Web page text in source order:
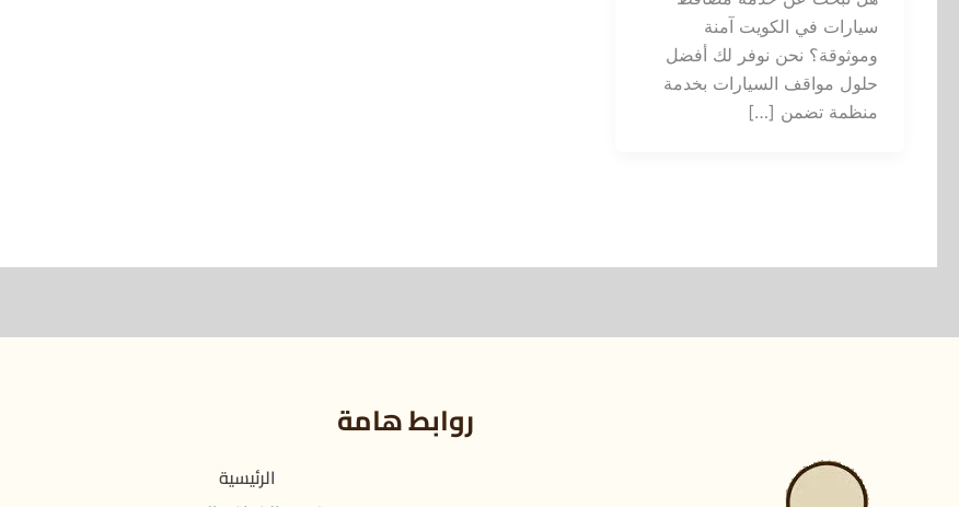
سيارات في الكويت آمنة
وموثوقة؟ نحن نوفر لك أفضل
حلول مواقف السيارات بخدمة
منظمة تضمن […]
روابط هامة
الرئيسية